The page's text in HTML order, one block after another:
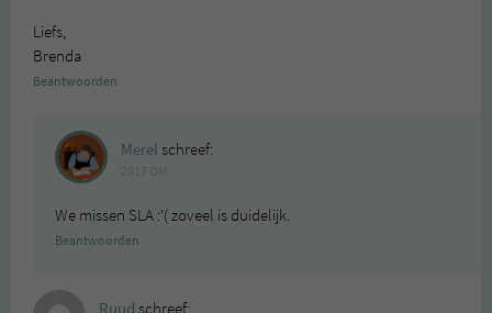
Liefs,
Brenda
Beantwoorden
Merel schreef:
We missen SLA :'( zoveel is duidelijk.
Beantwoorden
Ruud schreef: